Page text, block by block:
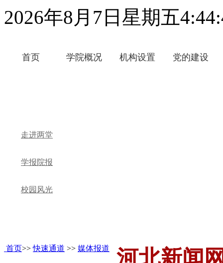
2026年8月7日星期五
首页 学院概况 机构设置 党的建设
走进两堂
学报院报
校园风光
首页>>快速通道 >> 媒体报道
河北新闻